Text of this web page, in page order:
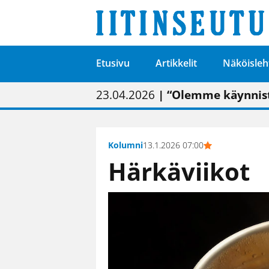
Etusivu Artikkelit
01.02.2026 | Painon
05.02.2026 | Uudistettu
23.04.2026 | “Olemme
09.05.2026| "Maalla on
Kolumni13.1.2026 07:00
Härkäviikot